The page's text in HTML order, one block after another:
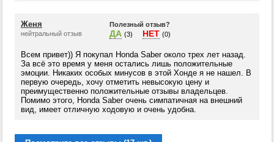
Женя
нейтральный отзыв
Полезный отзыв?
ДА (3) НЕТ (0)
Всем привет)) Я покупал Honda Saber около трех лет назад.
За всё это время у меня остались лишь положительные
эмоции. Никаких особых минусов в этой Хонде я не нашел. В
первую очередь, хочу отметить невысокую цену и
преимущественно положительные отзывы владельцев.
Помимо этого, Honda Saber очень симпатичная на внешний
вид, имеет отличную ходовую и очень удобна.